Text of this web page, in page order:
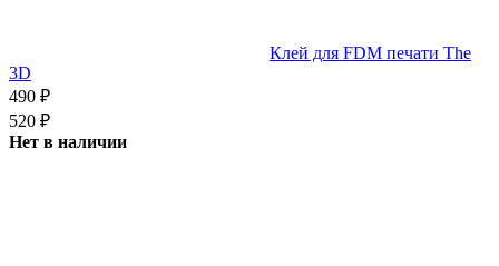
Клей для FDM печати The
3D
490 ₽
520 ₽
Нет в наличии